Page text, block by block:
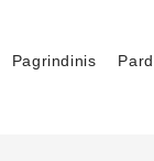
Pagrindinis